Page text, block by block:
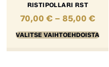
RISTIPOLLARI RST
70,00 € – 85,00 €
VALITSE VAIHTOEHDOISTA